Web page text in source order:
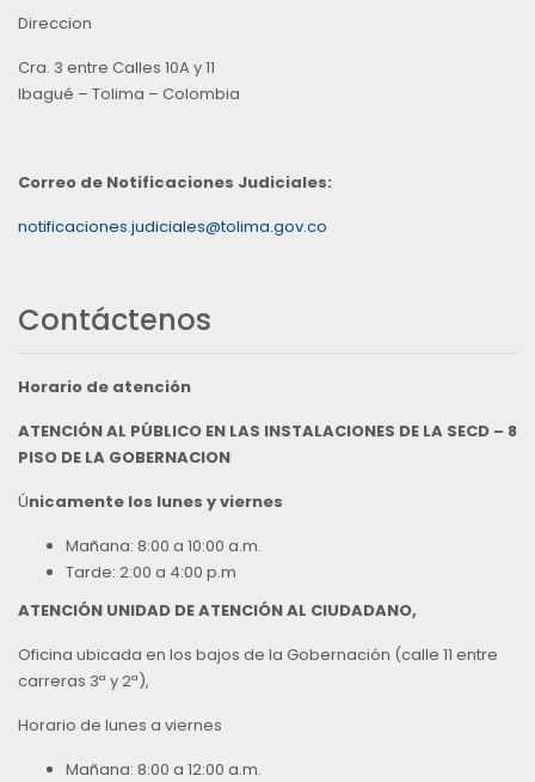
Direccion
Cra. 3 entre Calles 10A y 11
Ibagué – Tolima – Colombia
Correo de Notificaciones Judiciales:
notificaciones.judiciales@tolima.gov.co
Contáctenos
Horario de atención
ATENCIÓN AL PÚBLICO EN LAS INSTALACIONES DE LA SECD – 8
PISO DE LA GOBERNACION
Únicamente los lunes y viernes
Mañana: 8:00 a 10:00 a.m.
Tarde: 2:00 a 4:00 p.m
ATENCIÓN UNIDAD DE ATENCIÓN AL CIUDADANO,
Oficina ubicada en los bajos de la Gobernación (calle 11 entre
carreras 3ª y 2ª),
Horario de lunes a viernes
Mañana: 8:00 a 12:00 a.m.